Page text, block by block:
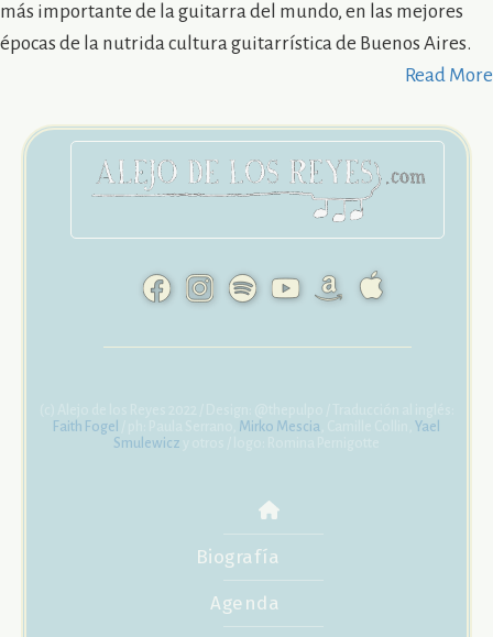
más importante de la guitarra del mundo, en las mejores
épocas de la nutrida cultura guitarrística de Buenos Aires.
Read More
Faith Fogel
Mirko Mescia
Yael
Smulewicz
Biografía
Agenda